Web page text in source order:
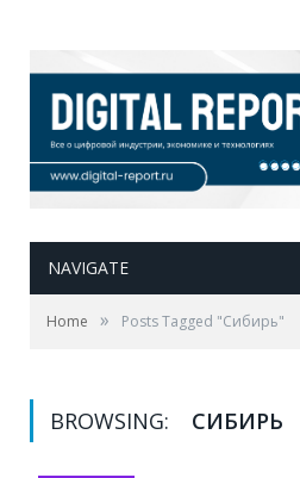
NAVIGATE
Home » Posts Tagged "Сибирь"
BROWSING: СИБИРЬ